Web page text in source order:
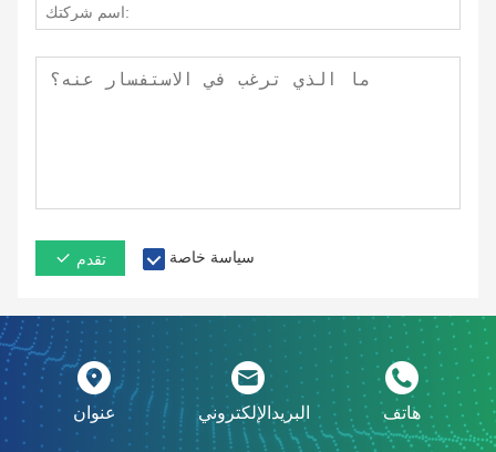
تقدم سياسة خاصة
عنوان البريدالإلكتروني هاتف